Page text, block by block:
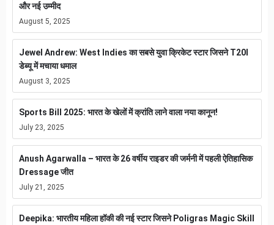
और नई उम्मीद
August 5, 2025
Jewel Andrew: West Indies का सबसे युवा क्रिकेट स्टार जिसने T20I
डेब्यू में मचाया धमाल
August 3, 2025
Sports Bill 2025: भारत के खेलों में क्रांति लाने वाला नया कानून!
July 23, 2025
Anush Agarwalla – भारत के 26 वर्षीय राइडर की जर्मनी में पहली ऐतिहासिक
Dressage जीत
July 21, 2025
Deepika: भारतीय महिला हॉकी की नई स्टार जिसने Poligras Magic Skill